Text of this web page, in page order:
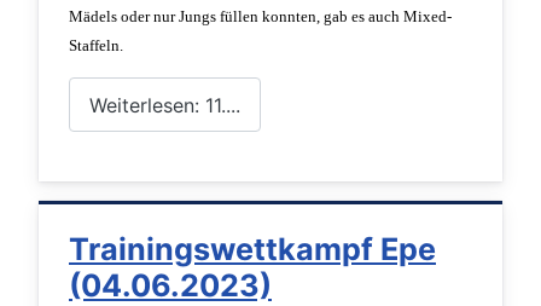
Mädels oder nur Jungs füllen konnten, gab es auch Mixed-
Staffeln.
Weiterlesen: 11....
Trainingswettkampf Epe
(04.06.2023)